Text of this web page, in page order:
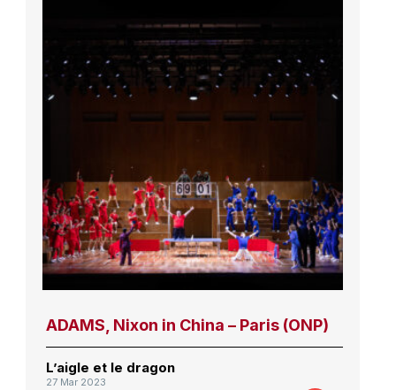
ADAMS, Nixon in China – Paris (ONP)
L’aigle et le dragon
27 Mar 2023